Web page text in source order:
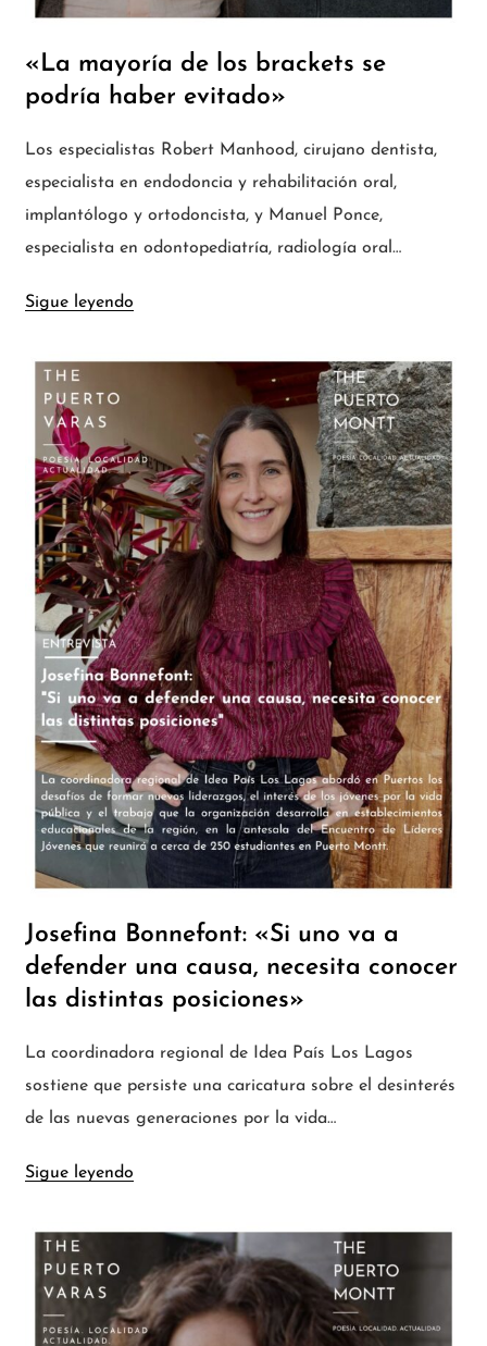
«La mayoría de los brackets se
podría haber evitado»
Los especialistas Robert Manhood, cirujano dentista,
especialista en endodoncia y rehabilitación oral,
implantólogo y ortodoncista, y Manuel Ponce,
especialista en odontopediatría, radiología oral…
Sigue leyendo
Josefina Bonnefont: «Si uno va a
defender una causa, necesita conocer
las distintas posiciones»
La coordinadora regional de Idea País Los Lagos
sostiene que persiste una caricatura sobre el desinterés
de las nuevas generaciones por la vida…
Sigue leyendo